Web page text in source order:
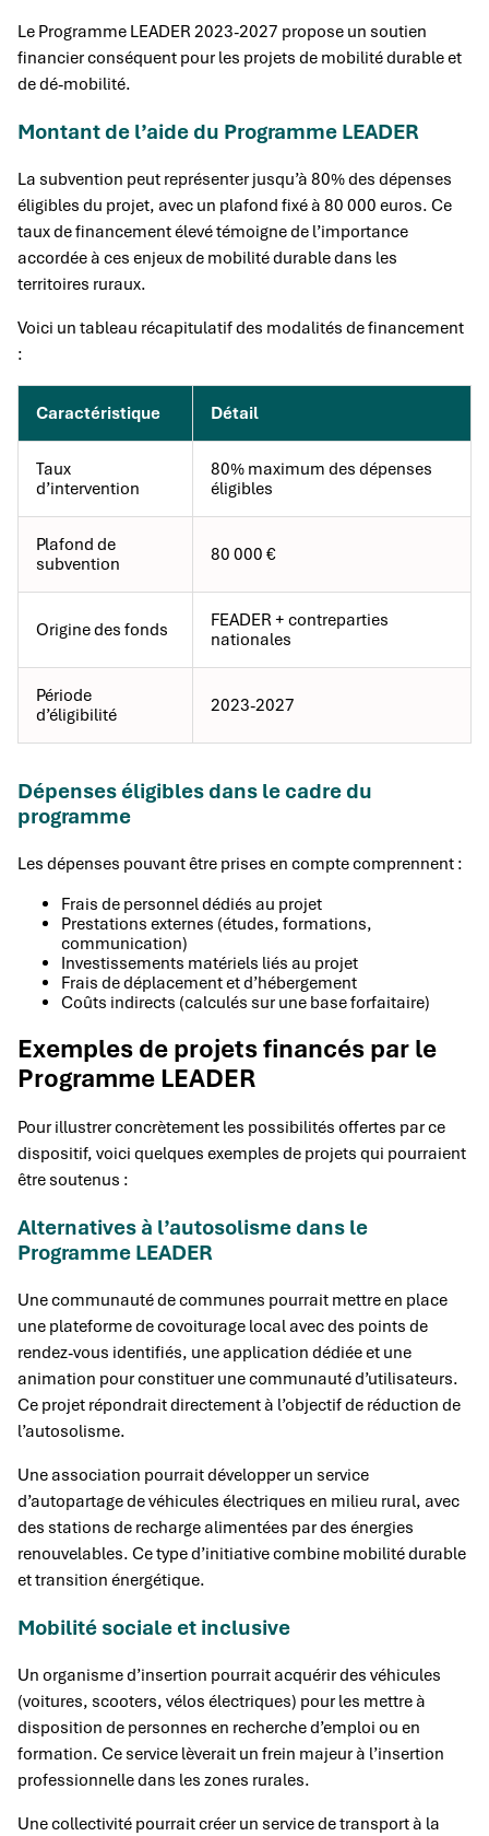
Le Programme LEADER 2023-2027 propose un soutien
financier conséquent pour les projets de mobilité durable et
de dé-mobilité.
Montant de l’aide du Programme LEADER
La subvention peut représenter jusqu’à 80% des dépenses
éligibles du projet, avec un plafond fixé à 80 000 euros. Ce
taux de financement élevé témoigne de l’importance
accordée à ces enjeux de mobilité durable dans les
territoires ruraux.
Voici un tableau récapitulatif des modalités de financement
:
Caractéristique Détail
Taux
d’intervention
80% maximum des dépenses
éligibles
Plafond de
subvention
80 000 €
Origine des fonds
FEADER + contreparties
nationales
Période
d’éligibilité
2023-2027
Dépenses éligibles dans le cadre du
programme
Les dépenses pouvant être prises en compte comprennent :
Frais de personnel dédiés au projet
Prestations externes (études, formations,
communication)
Investissements matériels liés au projet
Frais de déplacement et d’hébergement
Coûts indirects (calculés sur une base forfaitaire)
Exemples de projets financés par le
Programme LEADER
Pour illustrer concrètement les possibilités offertes par ce
dispositif, voici quelques exemples de projets qui pourraient
être soutenus :
Alternatives à l’autosolisme dans le
Programme LEADER
Une communauté de communes pourrait mettre en place
une plateforme de covoiturage local avec des points de
rendez-vous identifiés, une application dédiée et une
animation pour constituer une communauté d’utilisateurs.
Ce projet répondrait directement à l’objectif de réduction de
l’autosolisme.
Une association pourrait développer un service
d’autopartage de véhicules électriques en milieu rural, avec
des stations de recharge alimentées par des énergies
renouvelables. Ce type d’initiative combine mobilité durable
et transition énergétique.
Mobilité sociale et inclusive
Un organisme d’insertion pourrait acquérir des véhicules
(voitures, scooters, vélos électriques) pour les mettre à
disposition de personnes en recherche d’emploi ou en
formation. Ce service lèverait un frein majeur à l’insertion
professionnelle dans les zones rurales.
Une collectivité pourrait créer un service de transport à la